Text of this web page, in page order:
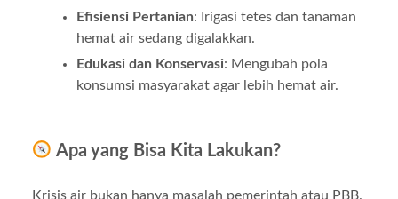
Efisiensi Pertanian: Irigasi tetes dan tanaman
hemat air sedang digalakkan.
Edukasi dan Konservasi: Mengubah pola
konsumsi masyarakat agar lebih hemat air.
Apa yang Bisa Kita Lakukan?
Krisis air bukan hanya masalah pemerintah atau PBB.